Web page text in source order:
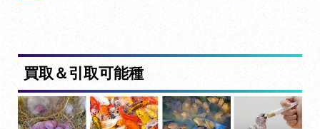
買取＆引取可能種